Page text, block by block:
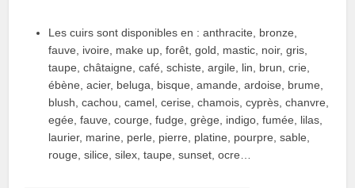
Les cuirs sont disponibles en : anthracite, bronze,
fauve, ivoire, make up, forêt, gold, mastic, noir, gris,
taupe, châtaigne, café, schiste, argile, lin, brun, crie,
ébène, acier, beluga, bisque, amande, ardoise, brume,
blush, cachou, camel, cerise, chamois, cyprès, chanvre,
egée, fauve, courge, fudge, grège, indigo, fumée, lilas,
laurier, marine, perle, pierre, platine, pourpre, sable,
rouge, silice, silex, taupe, sunset, ocre…